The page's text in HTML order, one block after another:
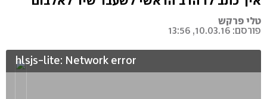
טלי פרקש
פורסם: 10.03.16, 13:56
hlsjs-lite: Network error